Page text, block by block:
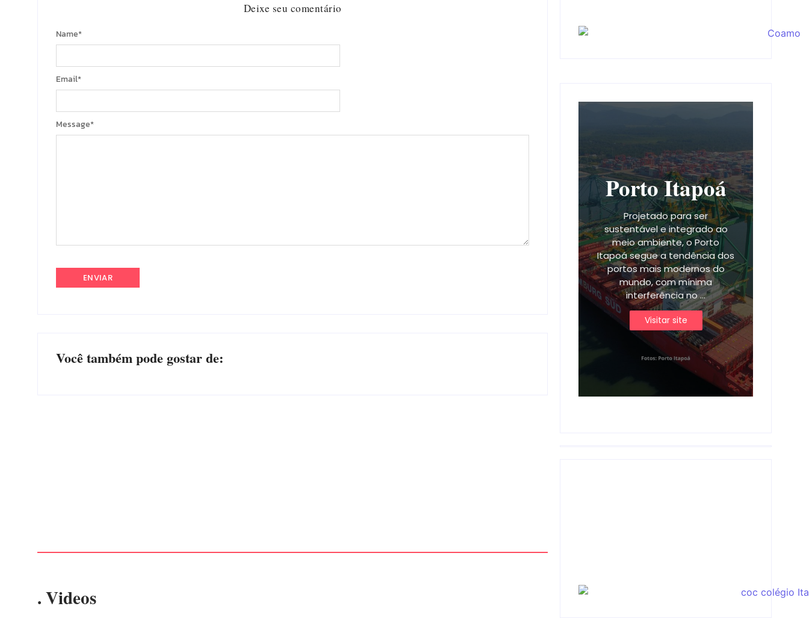
Deixe seu comentário
Message*
Name*
Email*
Você também pode gostar de:
. Videos
Porto Itapoá
Projetado para ser
sustentável e integrado ao
meio ambiente, o Porto
Itapoá segue a tendência dos
portos mais modernos do
mundo, com mínima
interferência no ...
Visitar site